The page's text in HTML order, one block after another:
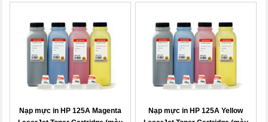
Nạp mực in HP 125A Magenta
Nạp mực in HP 125A Yellow